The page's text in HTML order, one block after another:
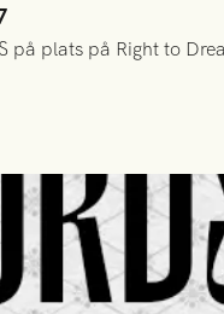
plats på Right to